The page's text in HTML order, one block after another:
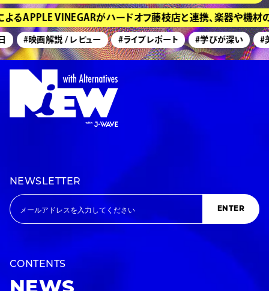
るAPPLE VINEGARがハードオフ藤枝店と連携、楽器や機材
#映画解説 / レビュー #ライブレポート #学びが深い #
NEWSLETTER
ENTER
CONTENTS